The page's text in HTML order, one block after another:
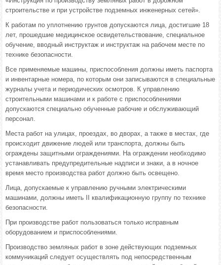
строительстве и при устройстве подземных инженерных сетей».
К работам по уплотнению грунтов допускаются лица, достигшие 18
лет, прошедшие медицинское освидетельствование, специальное
обучение, вводный инструктаж и инструктаж на рабочем месте по
технике безопасности.
Все применяемые машины, приспособления должны иметь паспорта
и инвентарные номера, по которым они записываются в специальные
журналы учета и периодических осмотров. К управлению
строительными машинами и к работе с приспособлениями
допускаются специально обученные рабочие и обслуживающий
персонал.
Места работ на улицах, проездах, во дворах, а также в местах, где
происходит движение людей или транспорта, должны быть
ограждены защитными ограждениями. На ограждении необходимо
устанавливать предупредительные надписи и знаки, а в ночное
время место производства работ должно быть освещено.
Лица, допускаемые к управлению ручными электрическими
машинами, должны иметь II квалификационную группу по технике
безопасности.
При производстве работ пользоваться только исправным
оборудованием и приспособлениями.
Производство земляных работ в зоне действующих подземных
коммуникаций следует осуществлять под непосредственным